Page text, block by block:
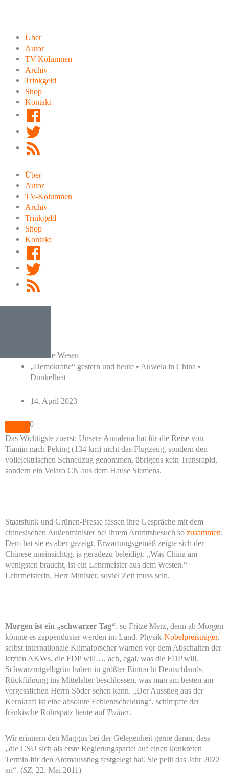
Über
Autor
TV-Kolumnen
Archiv
Trinkgeld
Shop
Kontakt
Über
Autor
TV-Kolumnen
Archiv
Trinkgeld
Shop
Kontakt
das unbekannte Wesen
„Demokratie“ gestern und heute • Auweia in China •
Dunkelheit
14. April 2023
0
Das Wichtigste zuerst: Unsere Annalena hat für die Reise von
Tianjin nach Peking (134 km) nicht das Flugzeug, sondern den
vollelektrischen Schnellzug genommen, übrigens kein Transrapid,
sondern ein Velaro CN aus dem Hause Siemens.
Staatsfunk und Grünen-Presse fassen ihre Gespräche mit dem
chinesischen Außenminister bei ihrem Antrittsbesuch so zusammen:
Dem hat sie es aber gezeigt. Erwartungsgemäß zeigte sich der
Chinese uneinsichtig, ja geradezu beleidigt: „Was China am
wenigsten braucht, ist ein Lehrmeister aus dem Westen.“
Lehrmeisterin, Herr Minister, soviel Zeit muss sein.
Morgen ist ein „schwarzer Tag“, so Fritze Merz, denn ab Morgen
könnte es zappenduster werden im Land. Physik-Nobelpreisträger,
selbst internationale Klimaforscher warnen vor dem Abschalten der
letzten AKWs, die FDP will…, ach, egal, was die FDP will.
Schwarzrotgelbgrün haben in größter Eintracht Deutschlands
Rückführung ins Mittelalter beschlossen, was man am besten am
vergesslichen Herrn Söder sehen kann. „Der Ausstieg aus der
Kernkraft ist eine absolute Fehlentscheidung“, schimpfte der
fränkische Rohrspatz heute auf Twitter.
Wir erinnern den Maggus bei der Gelegenheit gerne daran, dass
„die CSU sich als erste Regierungspartei auf einen konkreten
Termin für den Atomausstieg festgelegt hat. Sie peilt das Jahr 2022
an“. (SZ, 22. Mai 2011)